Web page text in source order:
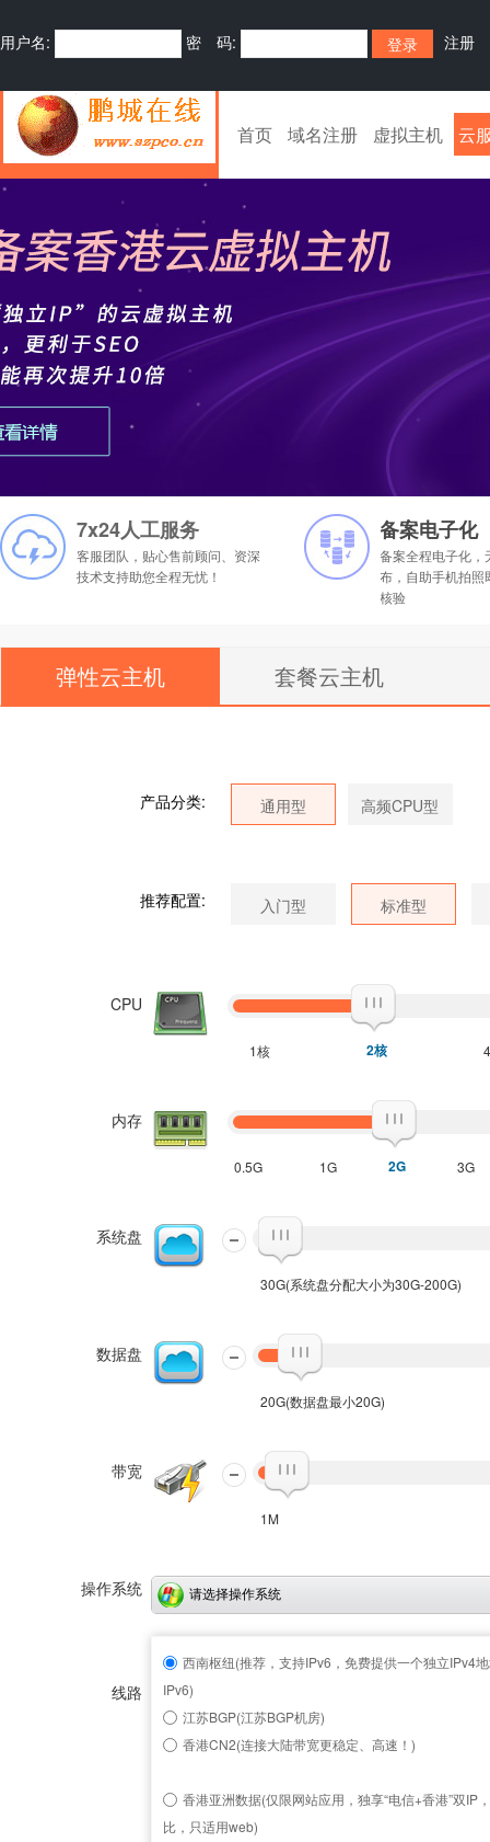
用户名: 密 码: 注册
首页 域名注册 虚拟主机 云
7x24人工服务
客服团队，贴心售前顾问、资深
技术支持助您全程无忧！
备案电子化
备案全程电子化，
布，自助手机拍照
核验
弹性云主机 套餐云主机
产品分类:
推荐配置:
CPU
1核 2核
内存
0.5G 1G 2G 3G
系统盘
30G(系统盘分配大小为30G-200G)
数据盘
20G(数据盘最小20G)
带宽
1M
操作系统 请选择操作系统
线路
西南枢纽(推荐，支持IPv6，免费提供一个独立IPv4
IPv6)
江苏BGP(江苏BGP机房)
香港CN2(连接大陆带宽更稳定、高速！)
香港亚洲数据(仅限网站应用，独享“电信+香港”双IP
比，只适用web)